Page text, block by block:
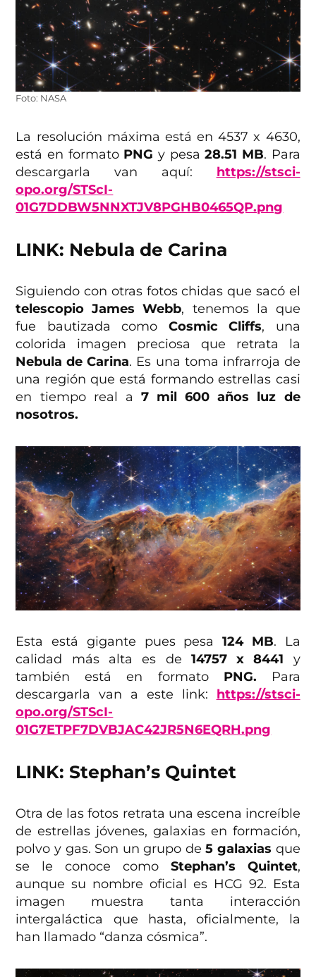
Foto: NASA
La resolución máxima está en 4537 x 4630,
está en formato PNGy pesa28.51 MB. Para
descargarla van aquí: https://stsci-
opo.org/STScI-
01G7DDBW5NNXTJV8PGHB0465QP.png
LINK: Nebula de Carina
Siguiendo con otras fotos chidas que sacó el
telescopio James Webb, tenemos la que
fue bautizada como Cosmic Cliffs, una
colorida imagen preciosa que retrata la
Nebula de Carina. Es una toma infrarroja de
una región que está formando estrellas casi
en tiempo real a 7 mil 600 años luz de
nosotros.
Esta está gigante pues pesa124 MB. La
calidad más alta es de 14757 x 8441 y
también está en formato PNG. Para
descargarla van a este link: https://stsci-
opo.org/STScI-
01G7ETPF7DVBJAC42JR5N6EQRH.png
LINK: Stephan’s Quintet
Otra de las fotos retrata una escena increíble
de estrellas jóvenes, galaxias en formación,
polvo y gas. Son un grupo de5 galaxias que
se le conoce como Stephan’s Quintet,
aunque su nombre oficial es HCG 92. Esta
imagen muestra tanta interacción
intergaláctica que hasta, oficialmente, la
han llamado “danza cósmica”.